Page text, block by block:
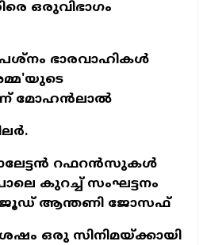
ഒരുവിഭാഗം
ഭാരവാഹികൾ
മോഹൻലാൽ
റഫറന്‍സുകള്‍
കുറച്ച് സംഘട്ടനം
ജൂഡ് ആന്തണി ജോസഫ്
ഒരു സിനിമയ്ക്കായി